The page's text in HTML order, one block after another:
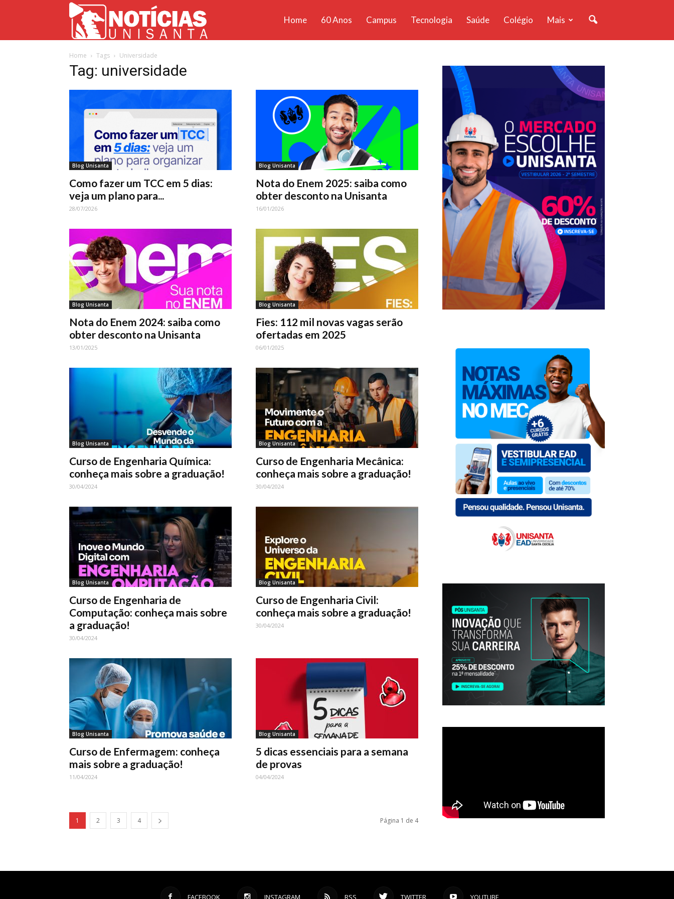
Home 60 Anos Campus Tecnologia Saúde Colégio Mais
Home Tags Universidade
Tag: universidade
Blog Unisanta
Como fazer um TCC em 5 dias:
veja um plano para...
28/07/2026
Blog Unisanta
Nota do Enem 2025: saiba como
obter desconto na Unisanta
16/01/2026
Blog Unisanta
Nota do Enem 2024: saiba como
obter desconto na Unisanta
13/01/2025
Blog Unisanta
Fies: 112 mil novas vagas serão
ofertadas em 2025
06/01/2025
Blog Unisanta
Curso de Engenharia Química:
conheça mais sobre a graduação!
30/04/2024
Blog Unisanta
Curso de Engenharia Mecânica:
conheça mais sobre a graduação!
30/04/2024
Blog Unisanta
Curso de Engenharia de
Computação: conheça mais sobre
a graduação!
30/04/2024
Blog Unisanta
Curso de Engenharia Civil:
conheça mais sobre a graduação!
30/04/2024
Blog Unisanta
Curso de Enfermagem: conheça
mais sobre a graduação!
11/04/2024
Blog Unisanta
5 dicas essenciais para a semana
de provas
04/04/2024
1 2 3 4 Página 1 de 4
FACEBOOK INSTAGRAM RSS TWITTER YOUTUBE